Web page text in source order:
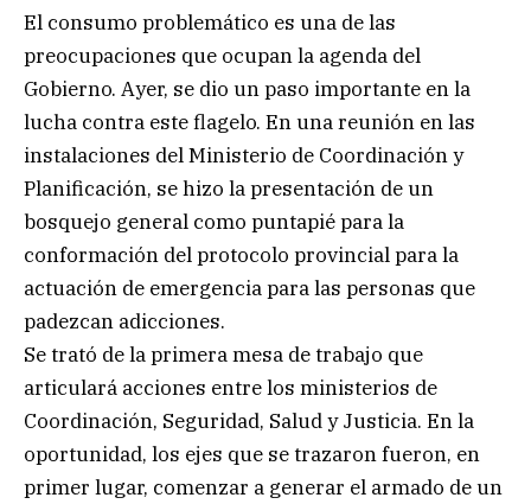
El consumo problemático es una de las
preocupaciones que ocupan la agenda del
Gobierno. Ayer, se dio un paso importante en la
lucha contra este flagelo. En una reunión en las
instalaciones del Ministerio de Coordinación y
Planificación, se hizo la presentación de un
bosquejo general como puntapié para la
conformación del protocolo provincial para la
actuación de emergencia para las personas que
padezcan adicciones.
Se trató de la primera mesa de trabajo que
articulará acciones entre los ministerios de
Coordinación, Seguridad, Salud y Justicia. En la
oportunidad, los ejes que se trazaron fueron, en
primer lugar, comenzar a generar el armado de un